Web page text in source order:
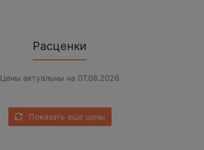
Расценки
Цены актуальны на 07.08.2026
Показать еще цены